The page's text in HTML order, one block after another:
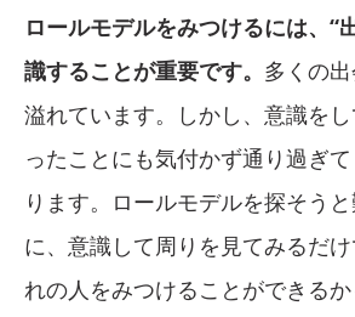
ロールモデルをみつけるには、“
識することが重要です。 多くの
溢れています。しかし、意識を
ったことにも気付かず通り過ぎ
ります。ロールモデルを探そう
に、意識して周りを見てみるだ
れの人をみつけることができるか